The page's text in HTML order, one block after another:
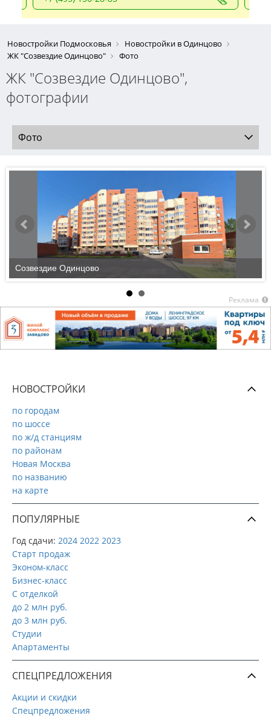
Новостройки Подмосковья
Новостройки в Одинцово
ЖК "Созвездие Одинцово"
Фото
ЖК "Созвездие Одинцово",
фотографии
Фото
Созвездие Одинцово
Реклама
НОВОСТРОЙКИ
по городам
по шоссе
по ж/д станциям
по районам
Новая Москва
по названию
на карте
ПОПУЛЯРНЫЕ
Год сдачи: 2024 2022 2023
Старт продаж
Эконом-класс
Бизнес-класс
С отделкой
до 2 млн руб.
до 3 млн руб.
Студии
Апартаменты
СПЕЦПРЕДЛОЖЕНИЯ
Акции и скидки
Спецпредложения